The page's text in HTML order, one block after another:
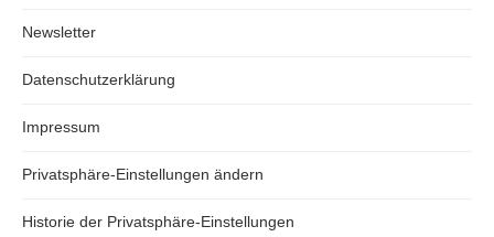
Newsletter
Datenschutzerklärung
Impressum
Privatsphäre-Einstellungen ändern
Historie der Privatsphäre-Einstellungen